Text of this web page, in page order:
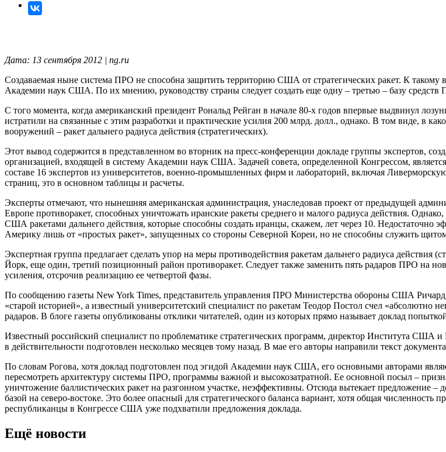
Дата: 13 сентября 2012 | ng.ru
Создаваемая ныне система ПРО не способна защитить территорию США от стратегических ракет. К такому
Академии наук США. По их мнению, руководству страны следует создать еще одну – третью – базу
С того момента, когда американский президент Рональд Рейган в начале 80-х годов впервые выдвинул
истратили на связанные с этим разработки и практические усилия 200 млрд. долл., однако. В том виде, в
вооружений – ракет дальнего радиуса действия (стратегических).
Этот вывод содержится в представленном во вторник на пресс-конференции докладе группы экспертов,
организацией, входящей в систему Академии наук США. Задачей совета, определенной Конгрессом,
составе 16 экспертов из университетов, военно-промышленных фирм и лабораторий, включая
страниц, это в основном таблицы и расчеты.
Эксперты отмечают, что нынешняя американская администрация, унаследовав проект от предыдущей
Европе противоракет, способных уничтожать иранские ракеты среднего и малого радиуса действия.
США ракетами дальнего действия, которые способны создать иранцы, скажем, лет через 10.
Америку лишь от «простых ракет», запущенных со стороны Северной Кореи, но не способны служить
Экспертная группа предлагает сделать упор на меры противодействия ракетам дальнего радиуса действия
Йорк, еще один, третий позиционный район противоракет. Следует также заменить пять радаров ПРО на
усиления, отсрочив реализацию ее четвертой фазы.
По сообщению газеты New York Times, представитель управления ПРО Министерства обороны США
«старой историей», а известный университетский специалист по ракетам Теодор Постол счел «абсолютно
радаров. В блоге газеты опубликованы отклики читателей, один из которых прямо называет доклад
Известный российский специалист по проблематике стратегических программ, директор Института
в действительности подготовлен несколько месяцев тому назад. В мае его авторы направили текст
По словам Рогова, хотя доклад подготовлен под эгидой Академии наук США, его основными авторами
пересмотреть архитектуру системы ПРО, программы важной и высокозатратной. Ее основной посыл –
уничтожение баллистических ракет на разгонном участке, неэффективны. Отсюда вытекает
базой на северо-востоке. Это более опасный для стратегического баланса вариант, хотя общая
республиканцы в Конгрессе США уже подхватили предложения доклада.
Ещё новости